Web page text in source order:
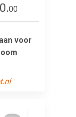
00
voor